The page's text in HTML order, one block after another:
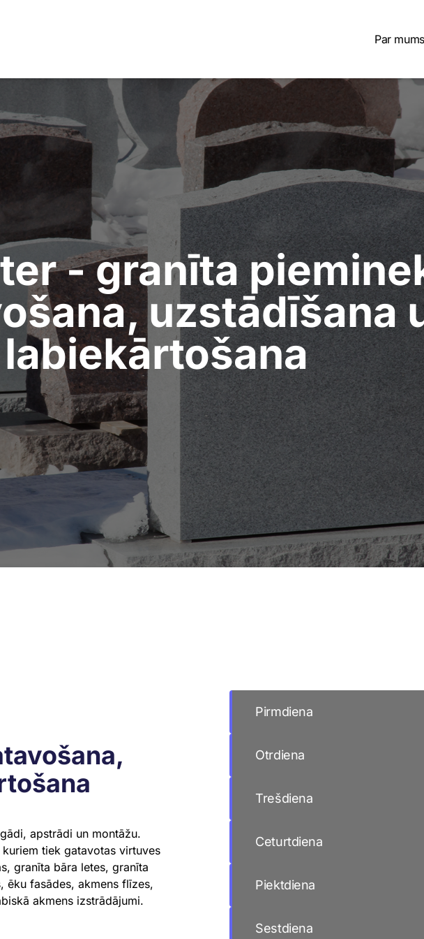
Par mums
- granīta
uzstādīšana
labiekārtošana
apstrādi un montāžu.
tiek gatavotas virtuves
granīta bāra letes, granīta
ēku fasādes, akmens flīzes,
akmens izstrādājumi.
Pirmdiena
Otrdiena
Trešdiena
Ceturtdiena
Piektdiena
Sestdiena